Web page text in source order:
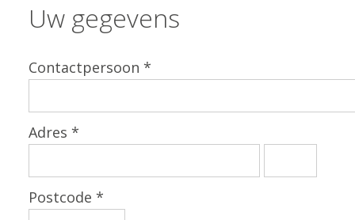
Uw gegevens
Contactpersoon *
Adres *
Postcode *